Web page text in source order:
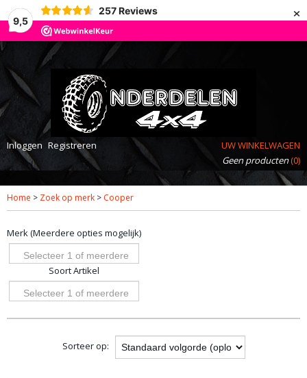
9,5
257 Reviews ×
Inloggen Registreren
UW WINKELWAGEN
Geen producten(0)
Home > Zoek op merk > Cooper
Merk (Meerdere opties mogelijk)
Selecteer 1 of meerdere
opties
Soort Artikel
Selecteer 1 of meerdere
Sorteer op: